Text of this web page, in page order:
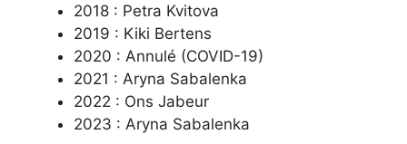
2018 : Petra Kvitova
2019 : Kiki Bertens
2020 : Annulé (COVID-19)
2021 : Aryna Sabalenka
2022 : Ons Jabeur
2023 : Aryna Sabalenka